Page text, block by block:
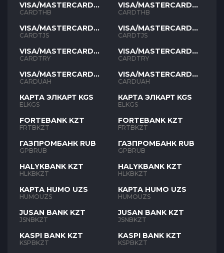
VISA/MASTERCARD
THB
CARDTHB
VISA/MASTERCARD
TJS
CARDTJS
VISA/MASTERCARD
TYR
CARDTRY
VISA/MASTERCARD
UAH
CARDUAH
КАРТА ЭЛКАРТ KGS
ELKGS
FORTEBANK KZT
FRTBKZT
ГАЗПРОМБАНК RUB
GPBRUB
HALYKBANK KZT
HLKBKZT
КАРТА HUMO UZS
HUMOUZS
JUSAN BANK KZT
JSNBKZT
KASPI BANK KZT
KSPBKZT
VISA/MASTERCARD
THB
CARDTHB
VISA/MASTERCARD
TJS
CARDTJS
VISA/MASTERCARD
TYR
CARDTRY
VISA/MASTERCARD
UAH
CARDUAH
КАРТА ЭЛКАРТ KGS
ELKGS
FORTEBANK KZT
FRTBKZT
ГАЗПРОМБАНК RUB
GPBRUB
HALYKBANK KZT
HLKBKZT
КАРТА HUMO UZS
HUMOUZS
JUSAN BANK KZT
JSNBKZT
KASPI BANK KZT
KSPBKZT